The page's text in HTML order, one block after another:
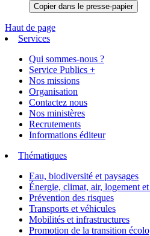
Copier dans le presse-papier
Haut de page
Services
Qui sommes-nous ?
Service Publics +
Nos missions
Organisation
Contactez nous
Nos ministères
Recrutements
Informations éditeur
Thématiques
Eau, biodiversité et paysages
Énergie, climat, air, logement
Prévention des risques
Transports et véhicules
Mobilités et infrastructures
Promotion de la transition